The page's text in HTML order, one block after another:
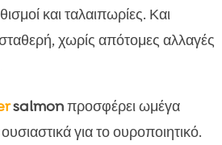
και ταλαιπωρίες. Και
σταθερή, χωρίς απότομες αλλαγές
salmonπροσφέρει ωμέγα
για το ουροποιητικό.